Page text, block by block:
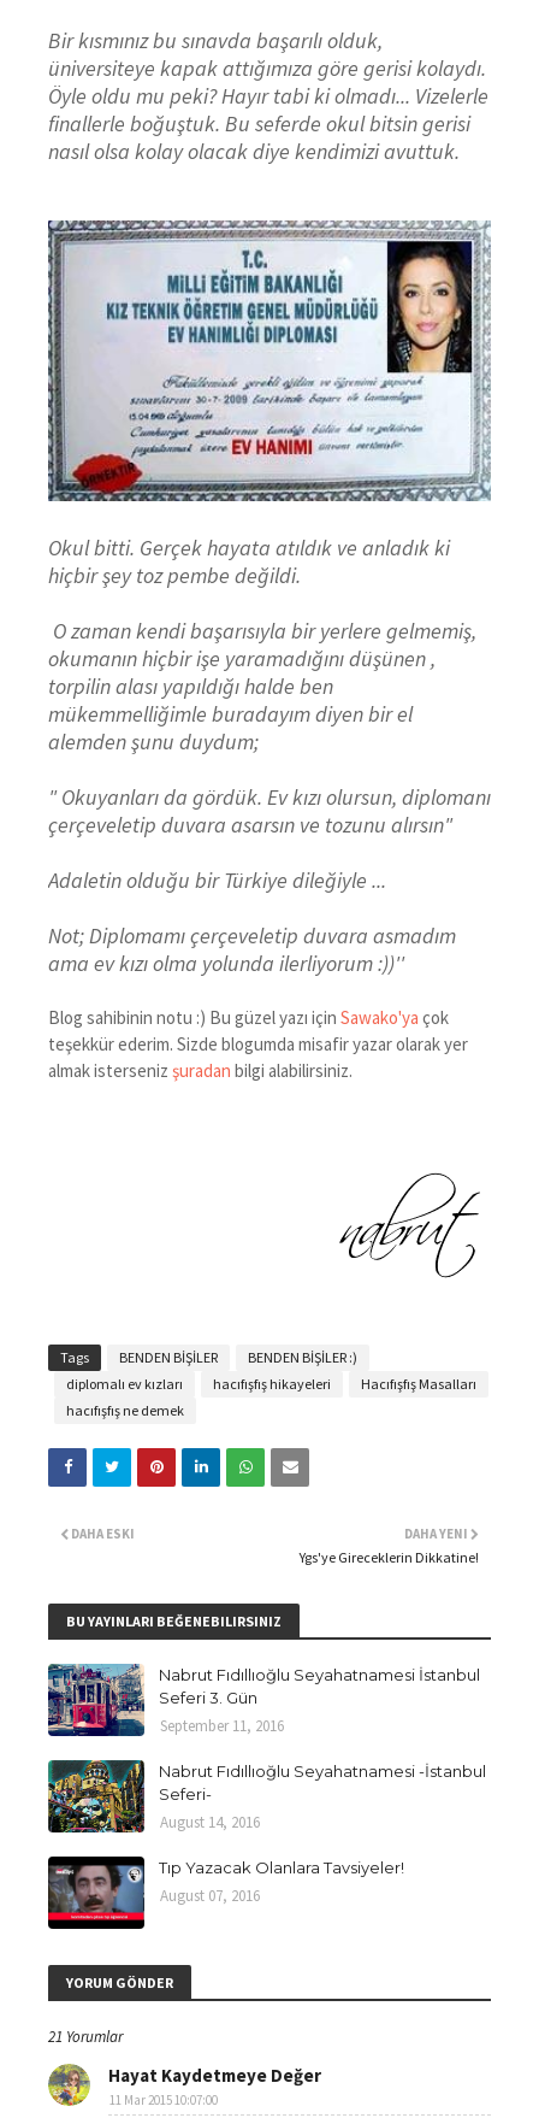
Bir kısmınız bu sınavda başarılı olduk,
üniversiteye kapak attığımıza göre gerisi kolaydı.
Öyle oldu mu peki? Hayır tabi ki olmadı... Vizelerle
finallerle boğuştuk. Bu seferde okul bitsin gerisi
nasıl olsa kolay olacak diye kendimizi avuttuk.
Okul bitti. Gerçek hayata atıldık ve anladık ki
hiçbir şey toz pembe değildi.
O zaman kendi başarısıyla bir yerlere gelmemiş,
okumanın hiçbir işe yaramadığını düşünen ,
torpilin alası yapıldığı halde ben
mükemmelliğimle buradayım diyen bir el
alemden şunu duydum;
" Okuyanları da gördük. Ev kızı olursun, diplomanı
çerçeveletip duvara asarsın ve tozunu alırsın"
Adaletin olduğu bir Türkiye dileğiyle ...
Not; Diplomamı çerçeveletip duvara asmadım
ama ev kızı olma yolunda ilerliyorum :))''
Blog sahibinin notu :) Bu güzel yazı için Sawako'ya çok
teşekkür ederim. Sizde blogumda misafir yazar olarak yer
almak isterseniz şuradan bilgi alabilirsiniz.
Tags BENDEN BİŞİLER
BENDEN BİŞİLER :)
diplomalı ev kızları
hacıfışfış hikayeleri
Hacıfışfış Masalları
hacıfışfış ne demek
DAHA YENI
Ygs'ye Gireceklerin Dikkatine!
DAHA ESKI
BU YAYINLARI BEĞENEBILIRSINIZ
Nabrut Fıdıllıoğlu Seyahatnamesi İstanbul
Seferi 3. Gün
September 11, 2016
Nabrut Fıdıllıoğlu Seyahatnamesi -İstanbul
Seferi-
August 14, 2016
Tıp Yazacak Olanlara Tavsiyeler!
August 07, 2016
YORUM GÖNDER
21 Yorumlar
Hayat Kaydetmeye Değer
11 Mar 2015 10:07:00